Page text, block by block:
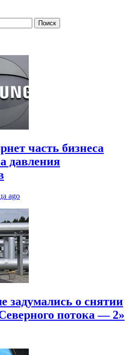
часть бизнеса
давления
ago
задумались о снятии
потока — 2»